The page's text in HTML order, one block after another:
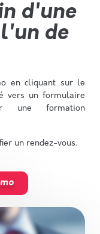
d'une
de
en cliquant sur le
vers un formulaire
une formation
un rendez-vous.